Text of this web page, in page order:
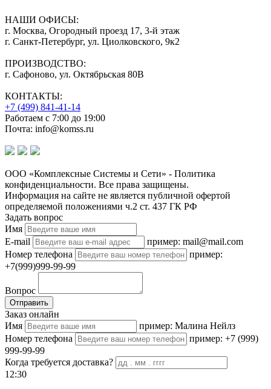
НАШИ ОФИСЫ:
г. Москва, Огородный проезд 17, 3-й этаж
г. Санкт-Петербург, ул. Циолковского, 9к2
ПРОИЗВОДСТВО:
г. Сафоново, ул. Октябрьская 80В
КОНТАКТЫ:
+7 (499) 841-41-14
Работаем с 7:00 до 19:00
Почта: info@komss.ru
ООО «Комплексные Системы и Сети» - Политика
конфиденциальности. Все права защищены.
Информация на сайте не является публичной офертой
определяемой положениями ч.2 ст. 437 ГК РФ
Задать вопрос
Имя
E-mail
пример: mail@mail.com
Номер телефона
пример:
+7(999)999-99-99
Вопрос
Отправить
Заказ онлайн
Имя
пример: Малина Нейлз
Номер телефона
пример: +7 (999)
999-99-99
Когда требуется доставка?
12:30